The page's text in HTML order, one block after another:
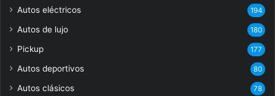
Autos eléctricos 194
Autos de lujo 180
Pickup 177
Autos deportivos 80
Autos clásicos 78